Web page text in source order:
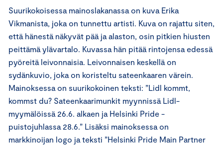
Suurikokoisessa mainoslakanassa on kuva Erika
Vikmanista, joka on tunnettu artisti. Kuva on rajattu siten,
että hänestä näkyvät pää ja alaston, osin pitkien hiusten
peittämä ylävartalo. Kuvassa hän pitää rintojensa edessä
pyöreitä leivonnaisia. Leivonnaisen keskellä on
sydänkuvio, joka on koristeltu sateenkaaren värein.
Mainoksessa on suurikokoinen teksti: ”Lidl kommt,
kommst du? Sateenkaarimunkit myynnissä Lidl-
myymälöissä 26.6. alkaen ja Helsinki Pride -
puistojuhlassa 28.6.” Lisäksi mainoksessa on
markkinoijan logo ja teksti ”Helsinki Pride Main Partner